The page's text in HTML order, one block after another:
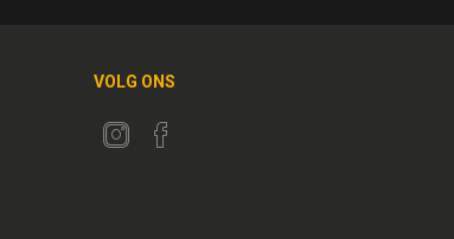
VOLG ONS